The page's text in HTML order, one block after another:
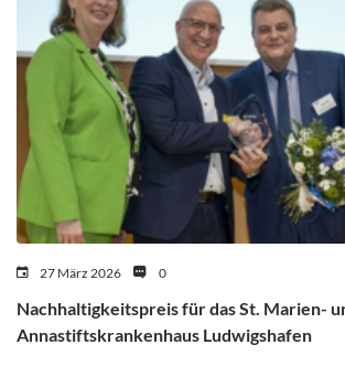
27 März 2026 0
Nachhaltigkeitspreis für das St. Marien-
Annastiftskrankenhaus Ludwigshafen